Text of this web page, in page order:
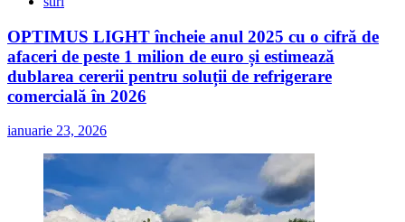
OPTIMUS LIGHT încheie anul 2025 cu o cifră de
afaceri de peste 1 milion de euro și estimează
dublarea cererii pentru soluții de refrigerare
comercială în 2026
ianuarie 23, 2026